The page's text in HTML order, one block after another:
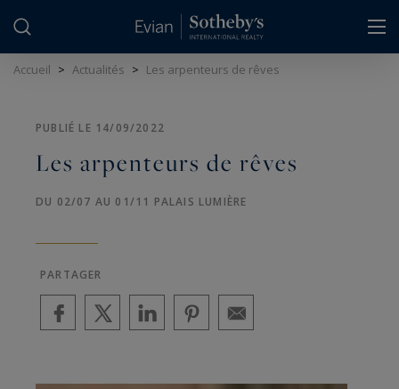
Accueil > Actualités > Les arpenteurs de rêves
PUBLIÉ LE 14/09/2022
Les arpenteurs de rêves
DU 02/07 AU 01/11 PALAIS LUMIÈRE
PARTAGER